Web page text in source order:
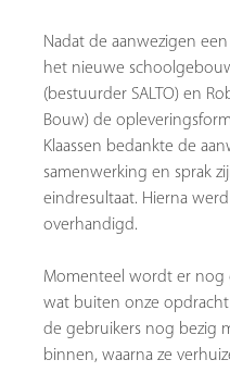
Nadat de aanwezigen
het nieuwe
(bestuurder SALTO) en
Bouw) de
Klaassen bedankte de
samenwerking en sprak
eindresultaat. Hierna
overhandigd.
Momenteel wordt er nog
wat buiten onze
de gebruikers nog bezig
binnen, waarna ze